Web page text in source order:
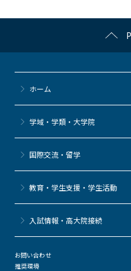
ホーム
学域・学類・大学院
国際交流・留学
教育・学生支援・学生活動
⼊試情報・高大院接続
お問い合わせ
推奨環境